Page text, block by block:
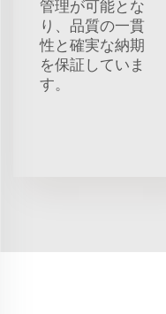
管理が可能とな
り、品質の一貫
性と確実な納期
を保証していま
す。